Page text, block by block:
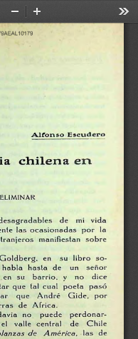
Zoom
Out
Alfonso Escudero
chilena en
de mi
vida
las ocasionadas por
la
manifiestan
sobre
Goldberg. en su libro
so
habla hasta de un
señor
en su barrio, y no
dice
que tal cual poeta
pasó
que André Gide,
por
de
Africa.
no puede
perdonar-
el valle central de
Chile
de América, las
de